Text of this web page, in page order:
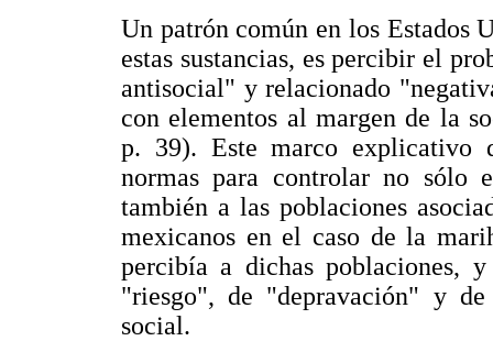
Un patrón común en los Estados
estas sustancias, es percibir el
antisocial" y relacionado
con elementos al margen de la
p. 39). Este marco explicativo
normas para controlar no sólo
también a las poblaciones
mexicanos en el caso de la
percibía a dichas poblaciones,
"riesgo", de "depravación" y de
social.